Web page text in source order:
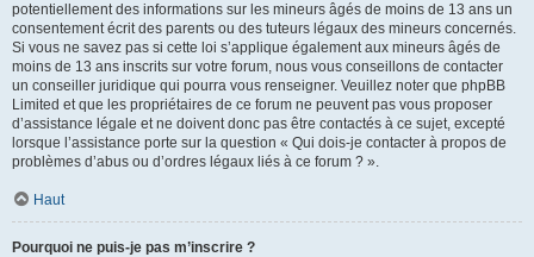
potentiellement des informations sur les mineurs âgés de moins de 13 ans un
consentement écrit des parents ou des tuteurs légaux des mineurs concernés.
Si vous ne savez pas si cette loi s’applique également aux mineurs âgés de
moins de 13 ans inscrits sur votre forum, nous vous conseillons de contacter
un conseiller juridique qui pourra vous renseigner. Veuillez noter que phpBB
Limited et que les propriétaires de ce forum ne peuvent pas vous proposer
d’assistance légale et ne doivent donc pas être contactés à ce sujet, excepté
lorsque l’assistance porte sur la question « Qui dois-je contacter à propos de
problèmes d’abus ou d’ordres légaux liés à ce forum ? ».
Haut
Pourquoi ne puis-je pas m’inscrire ?